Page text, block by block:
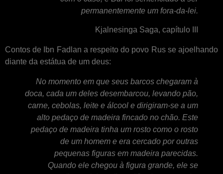
permanentemente um fora-da-lei.
Kjalnesinga Saga, capítulo III
Contos de Ibn Fadlan a respeito do povo Rus se ajoelhando
diante da estátua de um deus:
No momento em que seus barcos chegaram à
doca, cada um deles desembarcou, levando pão,
carne, cebolas, leite e álcool e dirigiram-se a um
alto pedaço de madeira fincado no chão. Este
pedaço de madeira tinha um rosto como o rosto
de um homem e era cercado por outras
pequenas figuras em madeira parecidas.
Quando ele chegou à figura grande, ele se